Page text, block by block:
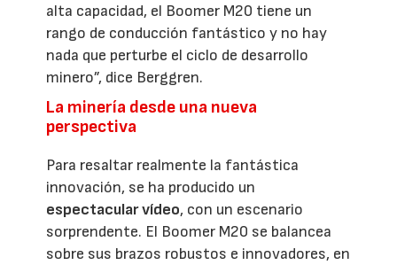
alta capacidad, el Boomer M20 tiene un
rango de conducción fantástico y no hay
nada que perturbe el ciclo de desarrollo
minero”, dice Berggren.
La minería desde una nueva
perspectiva
Para resaltar realmente la fantástica
innovación, se ha producido un
espectacular vídeo, con un escenario
sorprendente. El Boomer M20 se balancea
sobre sus brazos robustos e innovadores, en